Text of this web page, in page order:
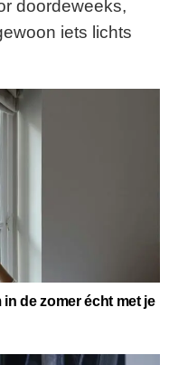
doordeweeks,
iets lichts
de zomer écht met je